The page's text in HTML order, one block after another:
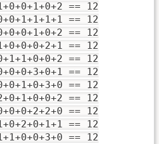
== 12
== 12
== 12
== 12
== 12
== 12
== 12
== 12
== 12
== 12
== 12